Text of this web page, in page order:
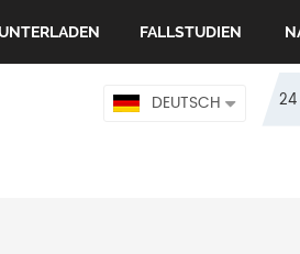
FALLSTUDIEN
DEUTSCH